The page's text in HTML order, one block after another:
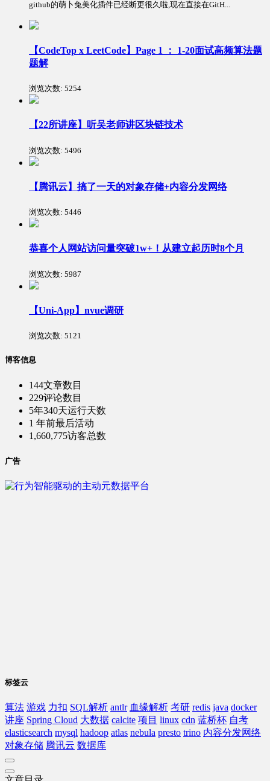
github的萌卜兔美化插件已经断更很久啦,现在直接在GitH...
【CodeTop x LeetCode】Page 1 ： 1-20面试高频算法题
题解
浏览次数: 5254
【22所讲座】听吴老师讲区块链技术
浏览次数: 5496
【腾讯云】搞了一天的对象存储+内容分发网络
浏览次数: 5446
恭喜个人网站访问量突破1w+！从建立起历时8个月
浏览次数: 5987
【Uni-App】nvue调研
浏览次数: 5121
博客信息
144文章数目
229评论数目
5年340天运行天数
1 年前最后活动
1,660,775访客总数
广告
标签云
算法 游戏 力扣 SQL解析 antlr 血缘解析 考研 redis java docker
讲座 Spring Cloud 大数据 calcite 项目 linux cdn 蓝桥杯 自考
elasticsearch mysql hadoop atlas nebula presto trino 内容分发网络
对象存储 腾讯云 数据库